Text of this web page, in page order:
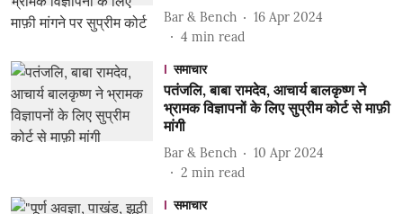
Bar & Bench
16 Apr 2024
4 min read
समाचार
पतंजलि, बाबा रामदेव, आचार्य बालकृष्ण ने
भ्रामक विज्ञापनों के लिए सुप्रीम कोर्ट से माफ़ी
मांगी
Bar & Bench
10 Apr 2024
2 min read
समाचार